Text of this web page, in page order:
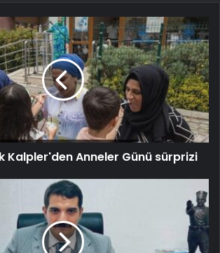
Kalpler'den Anneler Günü sürprizi